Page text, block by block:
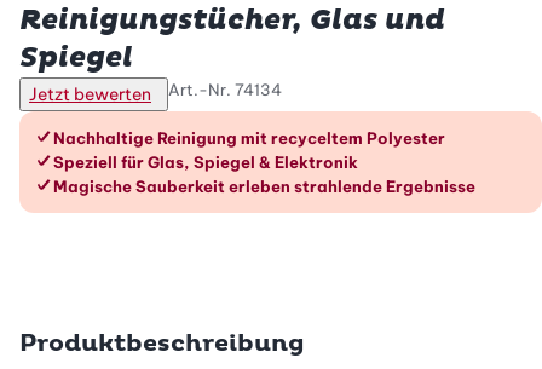
Reinigungstücher, Glas und
Spiegel
Jetzt bewerten Art.-Nr. 74134
Die Vorteile im Überblick
Nachhaltige Reinigung mit recyceltem Polyester
Speziell für Glas, Spiegel & Elektronik
Magische Sauberkeit erleben strahlende Ergebnisse
Produktbeschreibung